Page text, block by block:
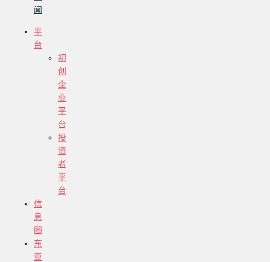
闻
平
台
初
创
企
业
平
台
投
资
者
平
台
信
息
图
东
亚